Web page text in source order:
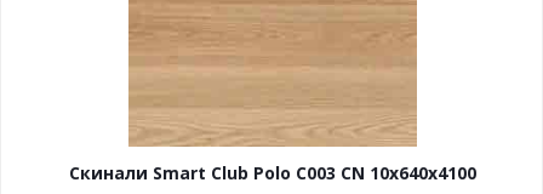
Скинали Smart Club Polo C003 CN 10x640x4100